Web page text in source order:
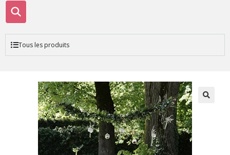
Tous les produits